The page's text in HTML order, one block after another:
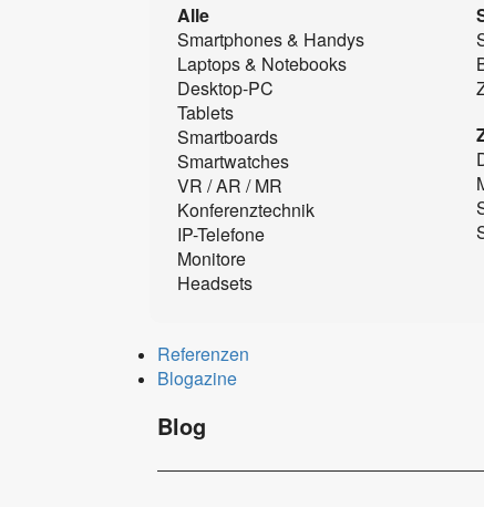
Alle
Smartphones & Handys
Laptops & Notebooks
Desktop-PC
Tablets
Smartboards
Smartwatches
VR / AR / MR
Konferenztechnik
IP-Telefone
Monitore
Headsets
Referenzen
Blogazine
Blog